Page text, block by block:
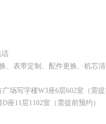
话
、表带定制、配件更换、机芯
场写字楼W3座6层602室（需
座11层1102室（需提前预约）